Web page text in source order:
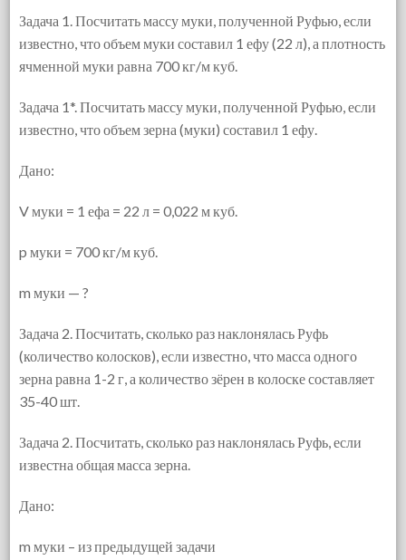
Задача 1. Посчитать массу муки, полученной Руфью, если
известно, что объем муки составил 1 ефу (22 л), а плотность
ячменной муки равна 700 кг/м куб.
Задача 1*. Посчитать массу муки, полученной Руфью, если
известно, что объем зерна (муки) составил 1 ефу.
Дано:
V муки = 1 ефа = 22 л = 0,022 м куб.
p муки = 700 кг/м куб.
m муки — ?
Задача 2. Посчитать, сколько раз наклонялась Руфь
(количество колосков), если известно, что масса одного
зерна равна 1-2 г, а количество зёрен в колоске составляет
35-40 шт.
Задача 2. Посчитать, сколько раз наклонялась Руфь, если
известна общая масса зерна.
Дано:
m муки – из предыдущей задачи